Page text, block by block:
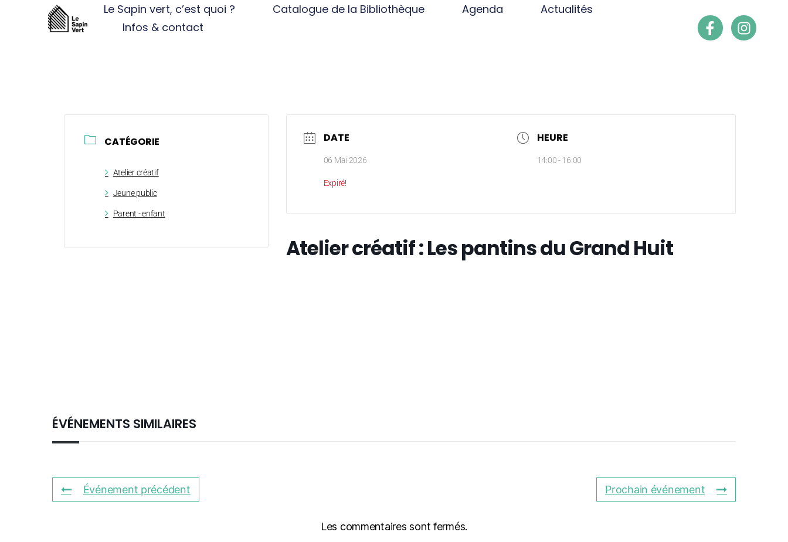
Le Sapin vert, c’est quoi ? Catalogue de la Bibliothèque Agenda
Actualités
Infos & contact
CATÉGORIE
Atelier créatif
Jeune public
Parent - enfant
DATE
06 Mai 2026
Expiré!
HEURE
14:00 - 16:00
Atelier créatif : Les pantins du Grand Huit
ÉVÉNEMENTS SIMILAIRES
Événement précédent Prochain événement
Les commentaires sont fermés.